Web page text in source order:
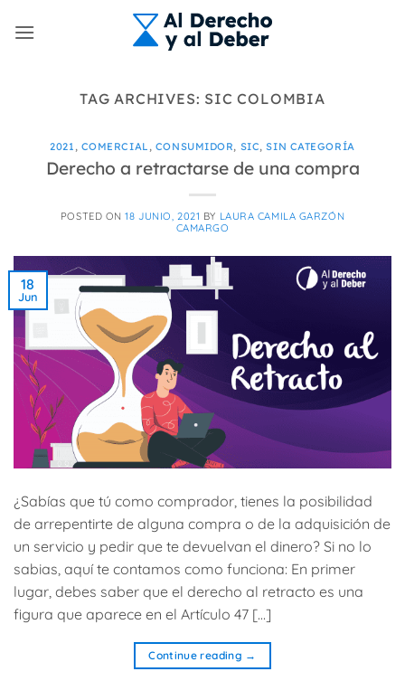
TAG ARCHIVES: SIC COLOMBIA
2021 , COMERCIAL , CONSUMIDOR, SIC,SIN CATEGORÍA
Derecho a retractarse de una compra
POSTED ON18 JUNIO, 2021 BY LAURA CAMILA GARZÓN
CAMARGO
18
Jun
¿Sabías que tú como comprador, tienes la posibilidad
de arrepentirte de alguna compra o de la adquisición de
un servicio y pedir que te devuelvan el dinero? Si no lo
sabias, aquí te contamos como funciona: En primer
lugar, debes saber que el derecho al retracto es una
figura que aparece en el Artículo 47 […]
Continue reading →